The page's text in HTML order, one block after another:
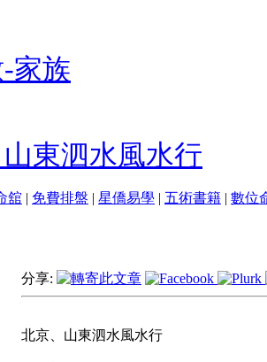
家族
東泗水風水行
舘 | 免費排盤 | 星僑易學 | 五術書籍 | 數位
分享:
北京、山東泗水風水行